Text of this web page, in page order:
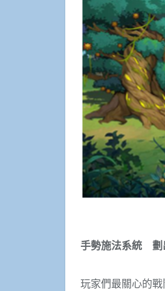
手勢施法系統
玩家們最關心的